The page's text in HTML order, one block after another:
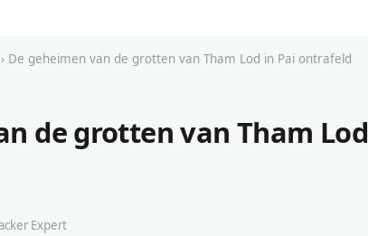
› De geheimen van de grotten van Tham Lod in Pai ontrafeld
de grotten van Tham Lod
Expert